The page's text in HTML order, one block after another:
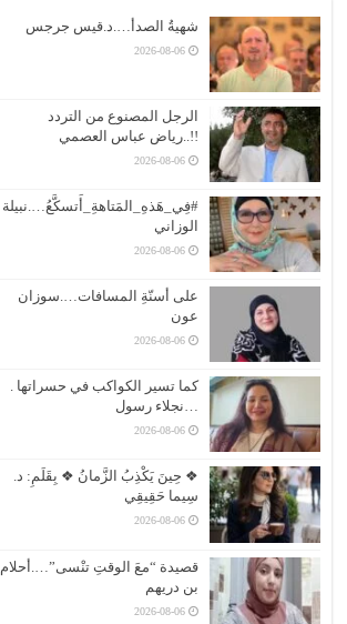
شهيةُ الصدأ….د.قيس جرجس
2026-08-06
الرجل المصنوع من التردد
!!..رياض عباس العصمي
2026-08-06
#فِي_هَذهِ_المَتاهةِ_أَتسكَّعُ….نبيلة
الوزاني
2026-08-06
على أسنّةِ المسافات….سوزان
عون
2026-08-06
كما تسير الكواكب في حسراتها .
…نجلاء رسول
2026-08-06
❖ حِينَ يَكْذِبُ الزَّمانُ ❖ بِقَلَمِ: د.
سِيما حَقِيقِي
2026-08-06
قصيدة “معَ الوقتِ تنْسى”….أحلام
بن دريهم
2026-08-06